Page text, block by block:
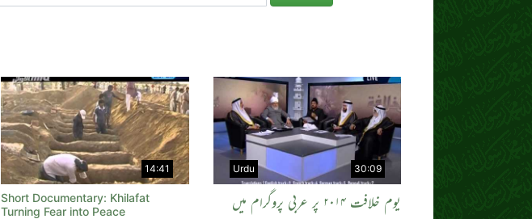
14:41
Short Documentary: Khilafat
Turning Fear into Peace
30:09
Urdu
یوم خلافت ۲۰۱۴ پر عربی پروگرام میں